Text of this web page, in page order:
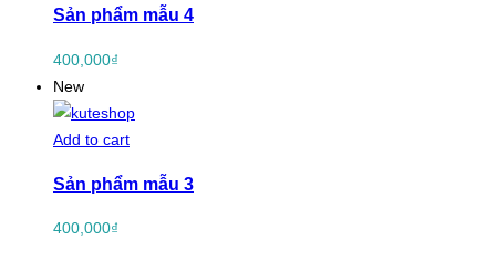
Sản phẩm mẫu 4
400,000₫
New
Add to cart
Sản phẩm mẫu 3
400,000₫